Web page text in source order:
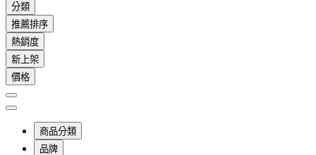
分類
推薦排序
熱銷度
新上架
價格
商品分類
品牌